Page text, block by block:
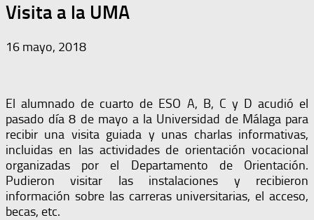
Visita a la UMA
16 mayo, 2018
El alumnado de cuarto de ESO A, B, C y D acudió el
pasado día 8 de mayo a la Universidad de Málaga para
recibir una visita guiada y unas charlas informativas,
incluidas en las actividades de orientación vocacional
organizadas por el Departamento de Orientación.
Pudieron visitar las instalaciones y recibieron
información sobre las carreras universitarias, el acceso,
becas, etc.